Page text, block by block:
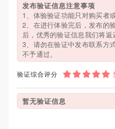
发布验证信息注意事项
1、体验验证功能只对购买者
2、在进行体验完后，发布的
后，优秀的验证信息我们将返
3、请勿在验证中发布联系方
不予通过。
验证综合评分
暂无验证信息